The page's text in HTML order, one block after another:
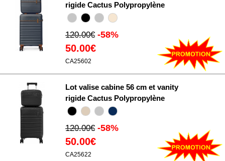
rigide Cactus Polypropylène
120.00€ -58%
50.00€
CA25602
Lot valise cabine 56 cm et vanity
rigide Cactus Polypropylène
120.00€ -58%
50.00€
CA25622